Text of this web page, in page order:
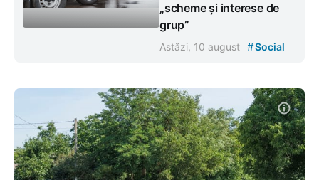
„scheme și interese de
grup”
Astăzi, 10 august #Social